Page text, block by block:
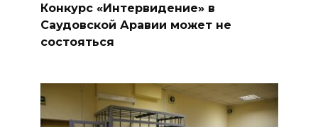
Конкурс «Интервидение» в
Саудовской Аравии может не
состояться